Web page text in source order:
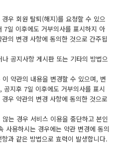
우 회원 탈퇴(해지)를 요청할 수 있으
7일 이후에도 거부의사를 표시하지 아
의 변경 사항에 동의한 것으로 간주됩
공지사항 게시판 또는 기타의 방법으
약관의 내용을 변경할 수 있으며, 변
지후 7일 이후에도 거부의사를 표시
우 약관의 변경 사항에 동의한 것으로
는 경우 서비스 이용을 중단하고 본인
사용하시는 경우에는 약관 변경에 동의
과 같은 방법으로 효력이 발생합니다.